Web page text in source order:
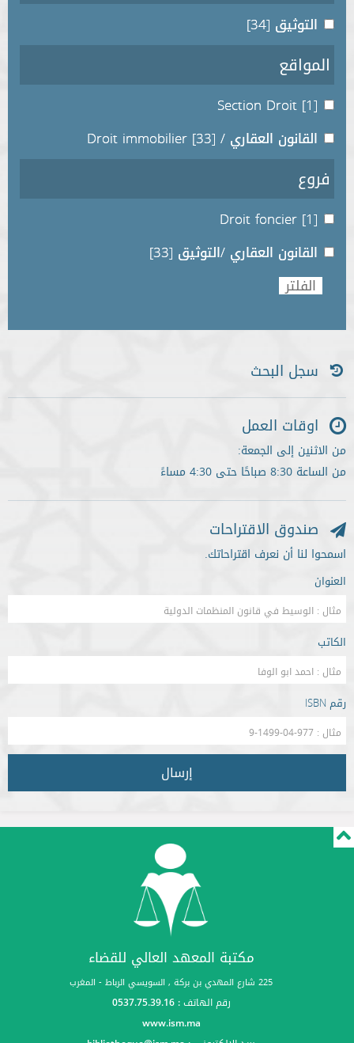
التوثيق [34]
المواقع
Section Droit [1]
القانون العقاري / Droit immobilier [33]
فروع
Droit foncier [1]
القانون العقاري /التوثيق [33]
سجل البحث
اوقات العمل
من الاثنين إلى الجمعة:
من الساعة 8:30 صباحًا حتى 4:30 مساءً
صندوق الاقتراحات
اسمحوا لنا أن نعرف اقتراحاتك.
العنوان
الكاتب
رقم ISBN
إرسال
رقم الهاتف : 0537.75.39.16
www.ism.ma
مكتبة المعهد العالي للقضاء
225 شارع المهدي بن بركة , السويسي الرباط - المغرب